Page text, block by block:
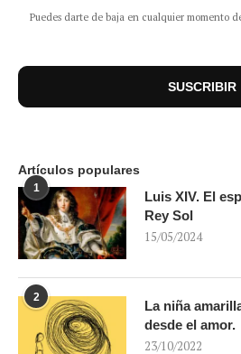
Puedes darte de baja en cualquier momento
Artículos populares
1
Luis XIV. El
Rey Sol
15/05/2024
2
La niña
desde el amor.
23/10/2022